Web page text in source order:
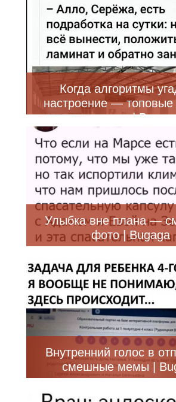
Когда алгоритмы
настроение —
приколы |
Улыбка вне плана —
фото | Bugaga
Внутренний голос в
смешные мемы |